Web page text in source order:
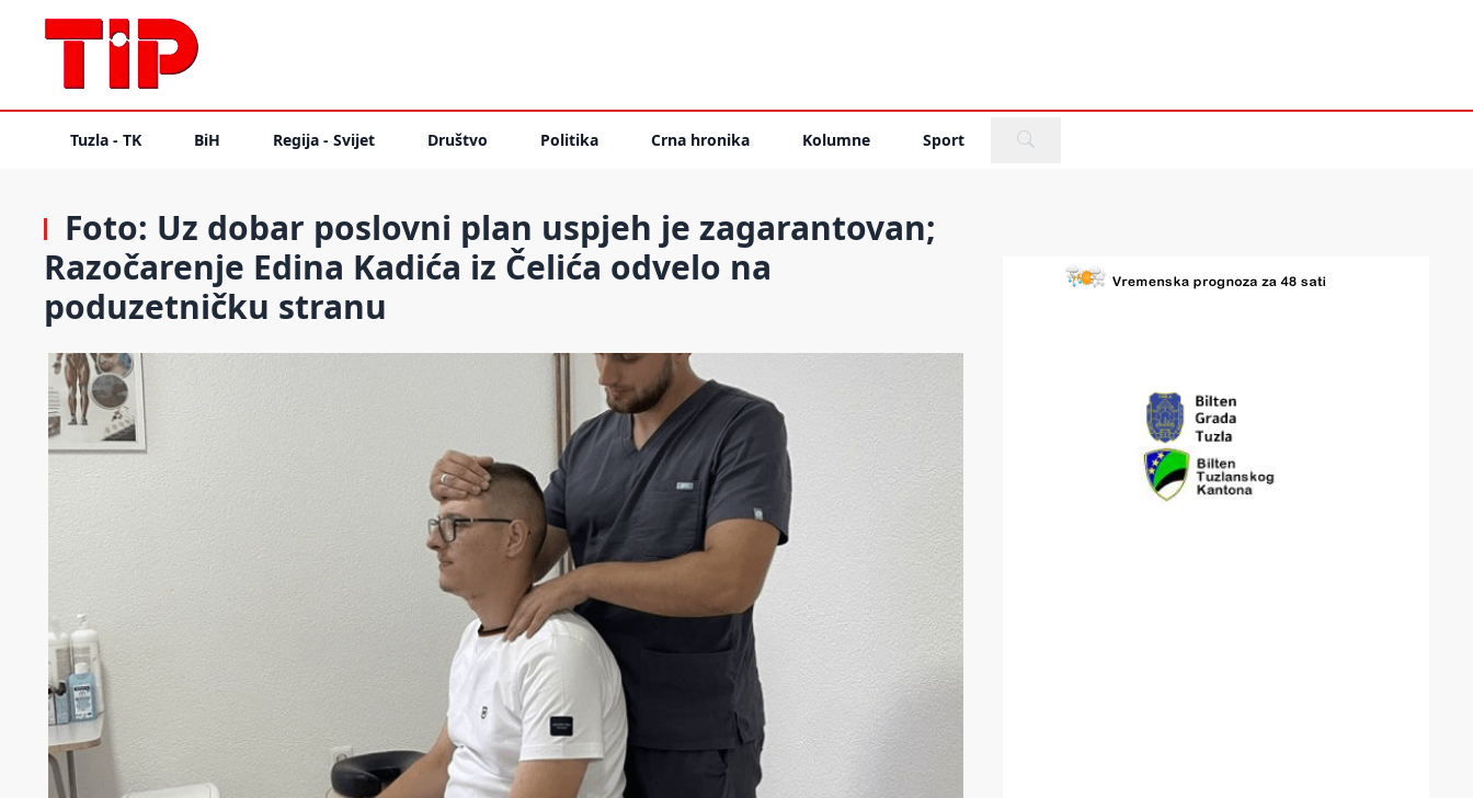
Tuzla - TK BiH Regija - Svijet Društvo Politika Crna hronika Kolumne Sport
Foto: Uz dobar poslovni plan uspjeh je zagarantovan;
Razočarenje Edina Kadića iz Čelića odvelo na
poduzetničku stranu